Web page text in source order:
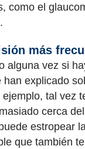
como el
más
alguna vez si
han explicado
tal vez
cerca
estropear
que también